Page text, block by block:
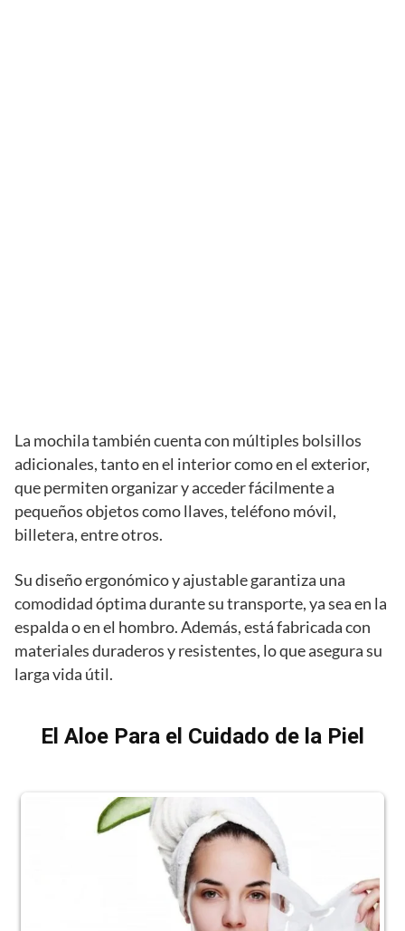
La mochila también cuenta con múltiples bolsillos
adicionales, tanto en el interior como en el exterior,
que permiten organizar y acceder fácilmente a
pequeños objetos como llaves, teléfono móvil,
billetera, entre otros.
Su diseño ergonómico y ajustable garantiza una
comodidad óptima durante su transporte, ya sea en la
espalda o en el hombro. Además, está fabricada con
materiales duraderos y resistentes, lo que asegura su
larga vida útil.
El Aloe Para el Cuidado de la Piel